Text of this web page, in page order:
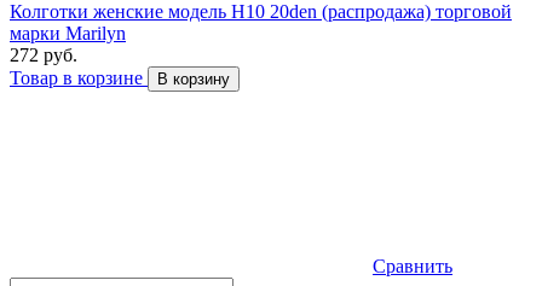
Колготки женские модель H10 20den (распродажа) торговой
марки Marilyn
272 руб.
Товар в корзине
В корзину
Сравнить